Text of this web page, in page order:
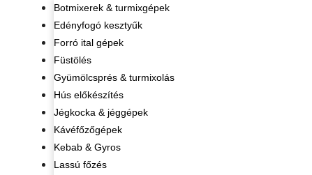
Botmixerek & turmixgépek
Edényfogó kesztyűk
Forró ital gépek
Füstölés
Gyümölcsprés & turmixolás
Hús előkészítés
Jégkocka & jéggépek
Kávéfőzőgépek
Kebab & Gyros
Lassú főzés